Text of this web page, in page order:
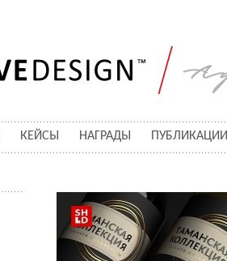
КЕЙСЫ НАГРАДЫ ПУБЛИКАЦИИ